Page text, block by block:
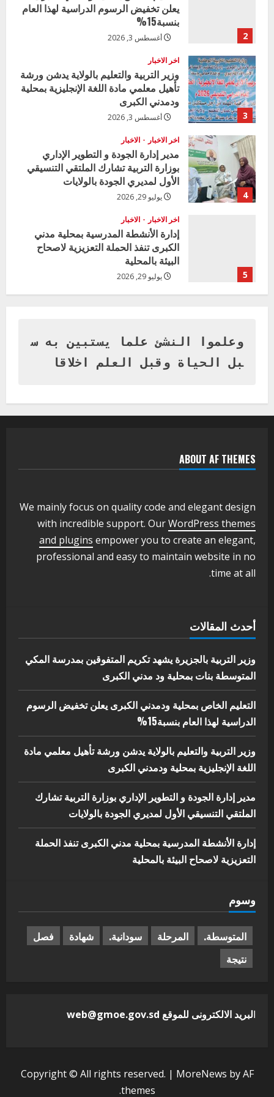
2
يعلن تخفيض الرسوم الدراسية لهذا العام
بنسبة15%
أغسطس 3, 2026
3
اخر الاخبار
وزير التربية والتعليم بالولاية يدشن ورشة
تأهيل معلمي مادة اللغة الإنجليزية بمحلية
ودمدني الكبرى
أغسطس 3, 2026
4
اخر الاخبار الاخبار
مدير إدارة الجودة و التطوير الإداري
بوزارة التربية تشارك الملتقي التنسيقي
الأول لمديري الجودة بالولايات
يوليو 29, 2026
5
اخر الاخبار الاخبار
إدارة الأنشطة المدرسية بمحلية مدني
الكبرى تنفذ الحملة التعزيزية لاصحاح
البيئة بالمحلية
يوليو 29, 2026
بنات بمحلية ود مدني الكبرى
أغسطس 3, 2026
يعلن تخفيض الرسوم الدراسية لهذا العام
بنسبة15%
3
وزير التربية والتعليم بالولاية يدشن ورشة
أغسطس 3, 2026
اخر الاخبار الاخبار
مدير إدارة الجودة و التطوير الإداري
بوزارة التربية تشارك الملتقي التنسيقي
5
البيئة بالمحلية
يوليو 29, 2026
وعلموا النشئ علما يستبين به س
بل الحياة وقبل العلم اخلاقا
ABOUT AF THEMES
We mainly focus on quality code and elegant design
with incredible support. OurWordPress themes
and plugins empower you to create an elegant,
professional and easy to maintain website in no
time at all.
أحدث المقالات
وزير التربية بالجزيرة يشهد تكريم المتفوقين بمدرسة المكي
المتوسطة بنات بمحلية ود مدني الكبرى
التعليم الخاص بمحلية ودمدني الكبرى يعلن تخفيض الرسوم
الدراسية لهذا العام بنسبة15%
وزير التربية والتعليم بالولاية يدشن ورشة تأهيل معلمي مادة
اللغة الإنجليزية بمحلية ودمدني الكبرى
مدير إدارة الجودة و التطوير الإداري بوزارة التربية تشارك
الملتقي التنسيقي الأول لمديري الجودة بالولايات
إدارة الأنشطة المدرسية بمحلية مدني الكبرى تنفذ الحملة
التعزيزية لاصحاح البيئة بالمحلية
وسوم
المتوسطة. المرحلة سودانية. شهادة
فصل
نتيجة
البريد الالكترونى للموقع web@gmoe.gov.sd
Copyright © All rights reserved. | MoreNews by AF
themes.